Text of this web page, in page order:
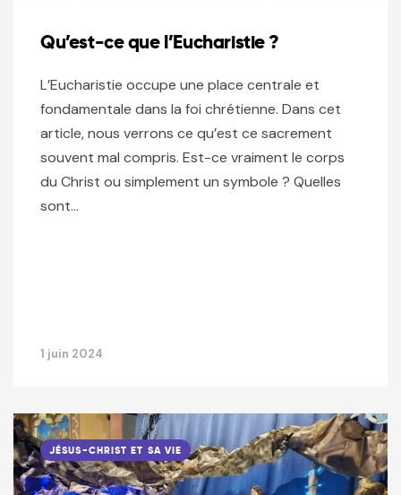
Qu’est-ce que l’Eucharistie ?
L’Eucharistie occupe une place centrale et
fondamentale dans la foi chrétienne. Dans cet
article, nous verrons ce qu’est ce sacrement
souvent mal compris. Est-ce vraiment le corps
du Christ ou simplement un symbole ? Quelles
sont…
1 juin 2024
JÉSUS-CHRIST ET SA VIE